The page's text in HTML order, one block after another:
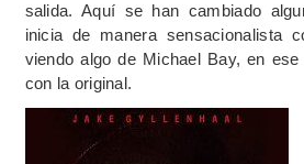
salida. Aquí se han cambiado
inicia de manera sensacionalista
viendo algo de Michael Bay, en
con la original.